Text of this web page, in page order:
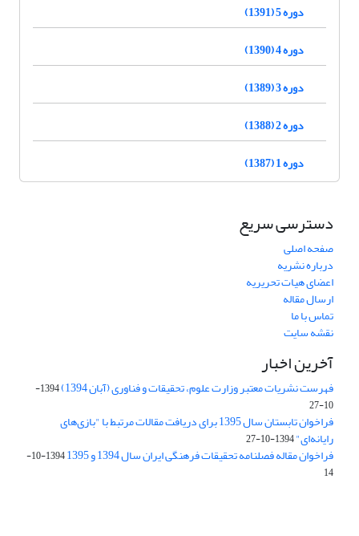
دوره 5 (1391)
دوره 4 (1390)
دوره 3 (1389)
دوره 2 (1388)
دوره 1 (1387)
دسترسی سریع
صفحه اصلی
درباره نشریه
اعضای هیات تحریریه
ارسال مقاله
تماس با ما
نقشه سایت
آخرین اخبار
فهرست نشریات معتبر وزارت علوم، تحقیقات و فناوری (آبان 1394)
1394-
10-27
فراخوان تابستان سال 1395 برای دریافت مقالات مرتبط با "بازی‌های
رایانه‌ای"1394-10-27
فراخوان مقاله فصلنامه تحقیقات فرهنگی ایران سال 1394 و 1395
1394-10-
14